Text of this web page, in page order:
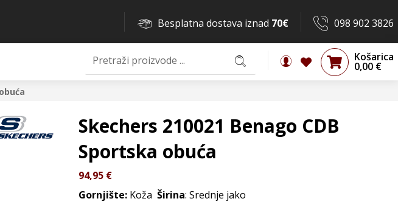
098 902 3826
Besplatna dostava iznad 70€
Košarica
0,00 €
Skechers 210021 Benago CDB
Sportska obuća
94,95 €
Gornjište:Koža Širina: Srednje jako